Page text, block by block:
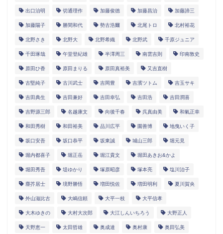
出口治明 切通理作 加藤俊徳 加藤昌治 加藤諦三
加藤陽子 勝間和代 勢古浩爾 北尾トロ 北村裕花
北野さき 北野大 北野希織 北野武 千原ジュニア
千田琢哉 午堂登紀雄 半澤周三 南雲吉則 印南敦史
原田ひ香 原田まりる 原田真裕美 又吉直樹
古堅純子 古川武士 吉岡豊 吉濱ツトム 吉玉サキ
吉田典生 吉田兼好 吉田幸弘 吉田浩 吉田潤喜
吉野源三郎 名越康文 向後千春 呉真由美 和氣正幸
和田秀樹 和田裕美 品川広平 園善博 地曳いく子
坂口安吾 坂口恭平 坂東誠 城山三郎 堀元見
堀内都喜子 堀正岳 堀江貴文 堀田あきお&かよ
堀田秀吾 堤ゆかり 塚原昭彦 塚本亮 塩川治子
塵芥居士 境野勝悟 増田悦佐 増田明利 夏川賀央
外山滋比古 大嶋信頼 大平一枝 大平信孝
大木ゆきの 大村大次郎 大江しんいちろう 大野正人
天野恵一 太田哲雄 奥成達 奥村康 奥田弘美